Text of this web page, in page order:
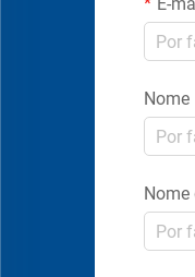
Nome
Nome